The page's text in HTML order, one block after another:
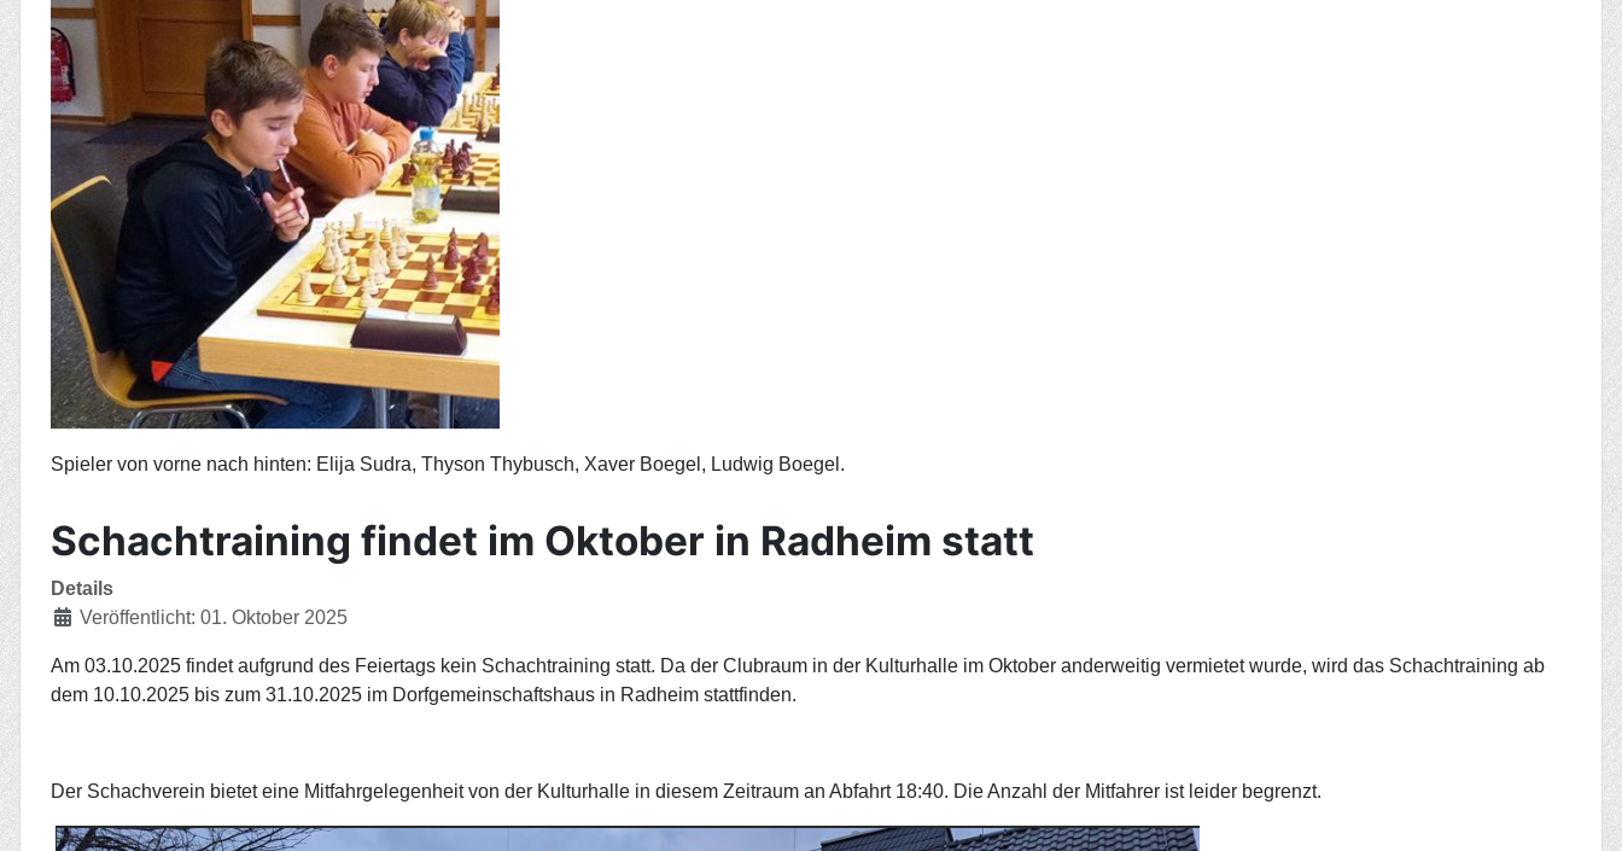
Spieler von vorne nach hinten: Elija Sudra, Thyson Thybusch, Xaver Boegel, Ludwig Boegel.
Schachtraining findet im Oktober in Radheim statt
Details
Veröffentlicht: 01. Oktober 2025
Am 03.10.2025 findet aufgrund des Feiertags kein Schachtraining statt. Da der Clubraum in der Kulturhalle im Oktober anderweitig vermietet wurde, wird das Schachtraining ab
dem 10.10.2025 bis zum 31.10.2025 im Dorfgemeinschaftshaus in Radheim stattfinden.
Der Schachverein bietet eine Mitfahrgelegenheit von der Kulturhalle in diesem Zeitraum an Abfahrt 18:40. Die Anzahl der Mitfahrer ist leider begrenzt.